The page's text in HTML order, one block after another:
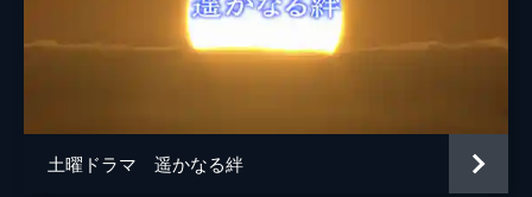
土曜ドラマ 遥かなる絆